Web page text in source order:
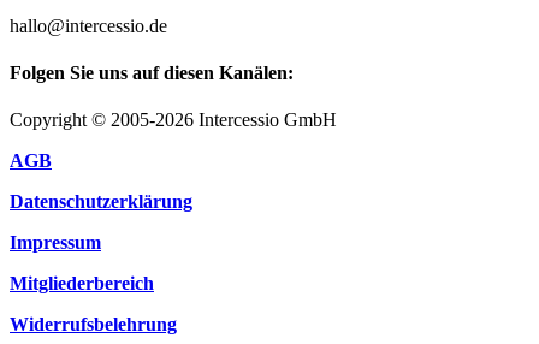
hallo@intercessio.de
Folgen Sie uns auf diesen Kanälen:
Copyright © 2005-2026 Intercessio GmbH
AGB
Datenschutzerklärung
Impressum
Mitgliederbereich
Widerrufsbelehrung